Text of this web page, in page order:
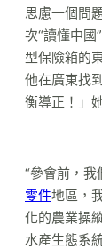
思慮一個問
次“讀懂中
型保險箱的
他在廣東找
衡導正！」
“參會前，
零件地區，
化的農業操
水產生態系